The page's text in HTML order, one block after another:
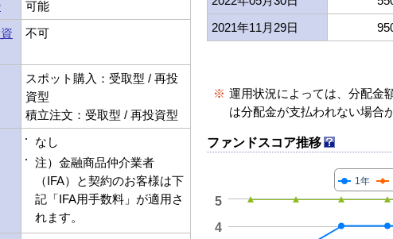
可能
不可
スポット購入：受取型 / 再投
資型
積立注文：受取型 / 再投資型
なし
注）金融商品仲介業者
（IFA）と契約のお客様は下
記「IFA用手数料」が適用さ
れます。
2021年11月29日
※ 運用状況によっては、分配金
は分配金が支払われない場合
ファンドスコア推移
1年
4
5